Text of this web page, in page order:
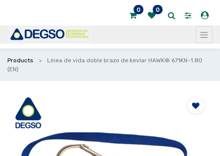
0 0
Products
Línea de vida doble brazo de kevlar HAWK® 671KN-1.80
(EN)